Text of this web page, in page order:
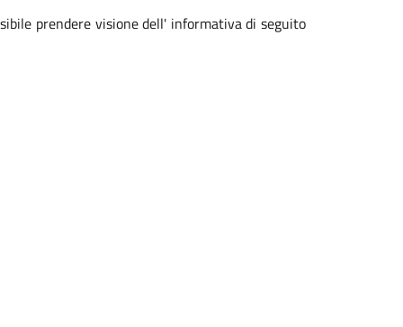
prendere visione dell' informativa di seguito